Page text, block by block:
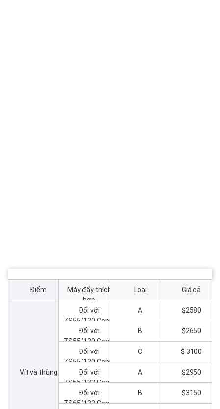
Điểm
Máy đẩy thích
hợp
Loại Giá cả
Vít và thùng
Đối với
ZS55/120 Conic
Twin Screw
Extruder
A $2580
Đối với
ZS55/120 Conic
Twin Screw
Extruder
B $2650
Đối với
ZS55/120 Conic
Twin Screw
Extruder
C $ 3100
Đối với
ZS65/132 Conic
Twin Screw
Extruder
A $2950
Đối với
ZS65/132 Conic
B $3150